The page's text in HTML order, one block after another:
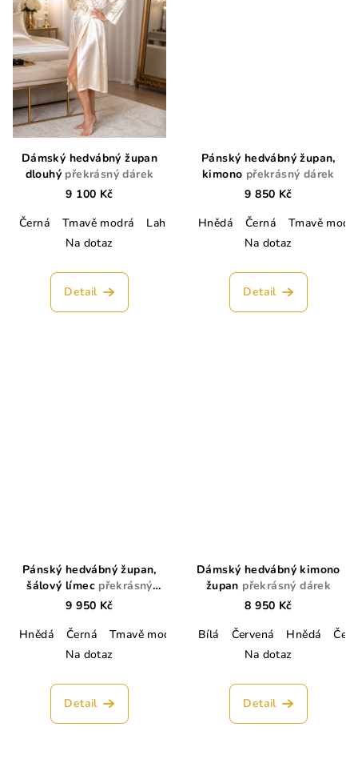
Dámský hedvábný župan
dlouhý překrásný dárek
9 100 Kč
Černá
Tmavě modrá Lahvově zelená Champagne
Na dotaz
Detail
Pánský hedvábný župan,
kimono překrásný dárek
9 850 Kč
Hnědá
Černá
Tmavě
Na dotaz
Detail
Pánský hedvábný župan,
šálový límec překrásný
dárek
9 950 Kč
Hnědá
Černá Tmavě modrá Lahvově zelená Stříbrná
Na dotaz
Detail
Dámský hedvábný kimono
župan překrásný dárek
8 950 Kč
Bílá
Červená Hnědá
Na dotaz
Detail